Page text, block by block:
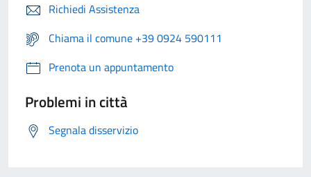
Richiedi Assistenza
Chiama il comune +39 0924 590111
Prenota un appuntamento
Problemi in città
Segnala disservizio